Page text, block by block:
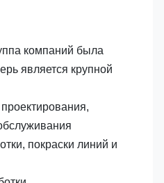
компаний была
является крупной
покраски линий и